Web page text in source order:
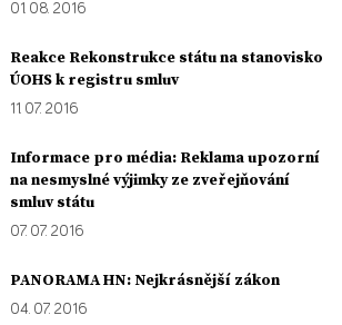
01. 08. 2016
Reakce Rekonstrukce státu na stanovisko
ÚOHS k registru smluv
11. 07. 2016
Informace pro média: Reklama upozorní
na nesmyslné výjimky ze zveřejňování
smluv státu
07. 07. 2016
PANORAMA HN: Nejkrásnější zákon
04. 07. 2016